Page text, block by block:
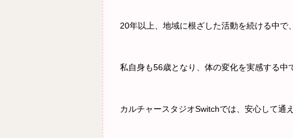
20年以上、地域に根ざした活動を続ける中で
私自身も56歳となり、体の変化を実感する中
カルチャースタジオSwitchでは、 安心して通